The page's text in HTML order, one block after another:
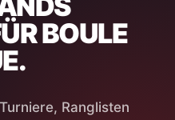
BOULE
Ranglisten